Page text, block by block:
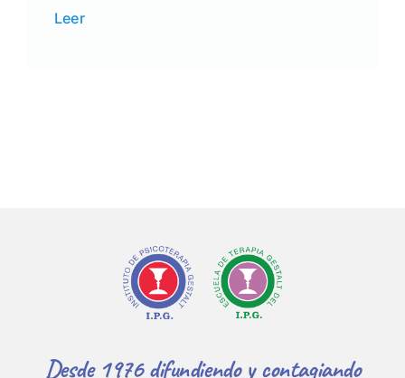
Leer
Desde 1976 difundiendo y contagiando